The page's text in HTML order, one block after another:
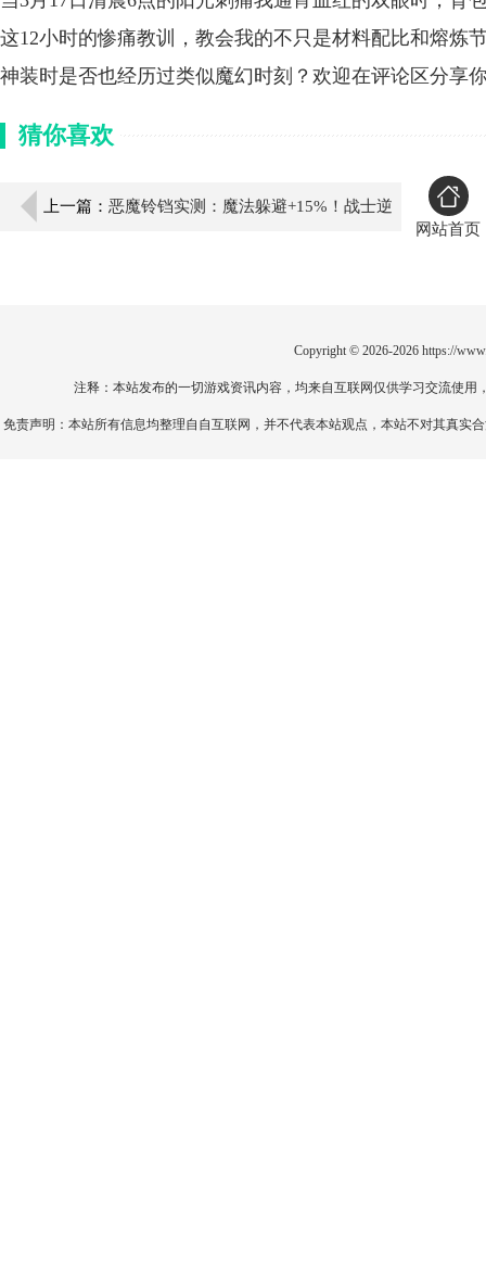
这12小时的惨痛教训，教会我的不只是材料配比和熔炼
神装时是否也经历过类似魔幻时刻？欢迎在评论区分享
猜你喜欢
上一篇： 恶魔铃铛实测：魔法躲避+15%！战士逆
网站首页
Copyright © 2026-2026 https://
注释：本站发布的一切游戏资讯内容，均来自互联网仅供学习交流使
免责声明：本站所有信息均整理自自互联网，并不代表本站观点，本站不对其真实